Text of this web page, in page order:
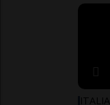
ITALIA